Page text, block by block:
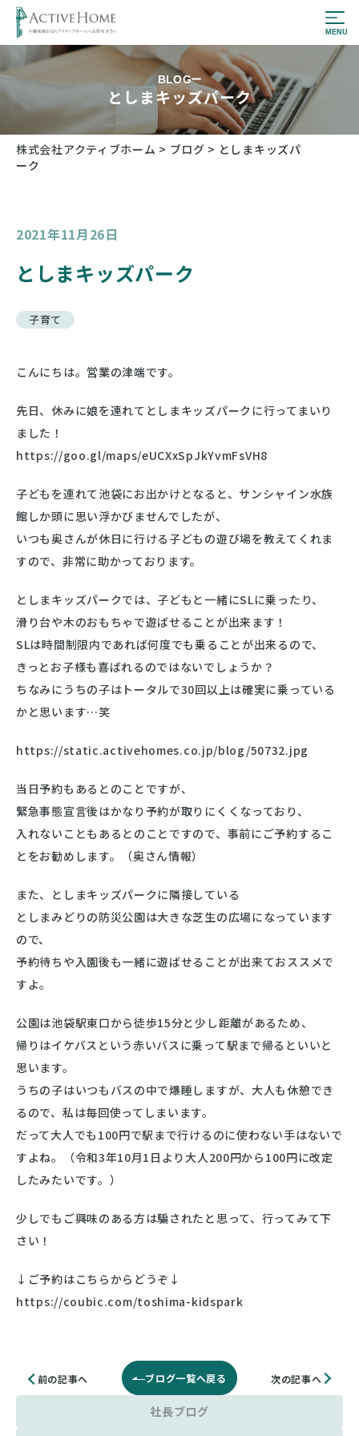
BLOG
としまキッズパーク
株式会社アクティブホーム > ブログ > としまキッズパ
ーク
社長ブログ
2021年11月26日
としまキッズパーク
子育て
こんにちは。営業の津端です。
先日、休みに娘を連れてとしまキッズパークに行ってまいり
ました！
https://goo.gl/maps/eUCXxSpJkYvmFsVH8
子どもを連れて池袋にお出かけとなると、サンシャイン水族
館しか頭に思い浮かびませんでしたが、
いつも奥さんが休日に行ける子どもの遊び場を教えてくれま
すので、非常に助かっております。
としまキッズパークでは、子どもと一緒にSLに乗ったり、
滑り台や木のおもちゃで遊ばせることが出来ます！
SLは時間制限内であれば何度でも乗ることが出来るので、
きっとお子様も喜ばれるのではないでしょうか？
ちなみにうちの子はトータルで30回以上は確実に乗っている
かと思います…笑
https://static.activehomes.co.jp/blog/50732.jpg
当日予約もあるとのことですが、
緊急事態宣言後はかなり予約が取りにくくなっており、
入れないこともあるとのことですので、事前にご予約するこ
とをお勧めします。（奥さん情報）
また、としまキッズパークに隣接している
としまみどりの防災公園は大きな芝生の広場になっています
ので、
予約待ちや入園後も一緒に遊ばせることが出来ておススメで
すよ。
公園は池袋駅東口から徒歩15分と少し距離があるため、
帰りはイケバスという赤いバスに乗って駅まで帰るといいと
思います。
うちの子はいつもバスの中で爆睡しますが、大人も休憩でき
るので、私は毎回使ってしまいます。
だって大人でも100円で駅まで行けるのに使わない手はないで
すよね。（令和3年10月1日より大人200円から100円に改定
したみたいです。）
少しでもご興味のある方は騙されたと思って、行ってみて下
さい！
↓ご予約はこちらからどうぞ↓
https://coubic.com/toshima-kidspark
前の記事へ ブログ一覧へ戻る 次の記事へ